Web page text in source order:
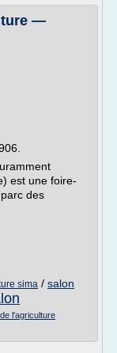
—
est une foire-
des
sima / salon
l'agriculture